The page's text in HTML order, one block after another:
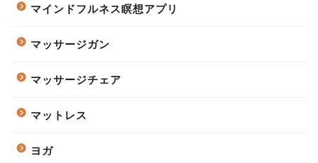
マインドフルネス瞑想アプリ
マッサージガン
マッサージチェア
マットレス
ヨガ